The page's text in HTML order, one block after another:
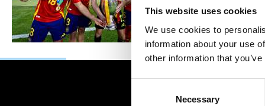
This website uses cookies
We use cookies to
information about your use
other information that
Necessary